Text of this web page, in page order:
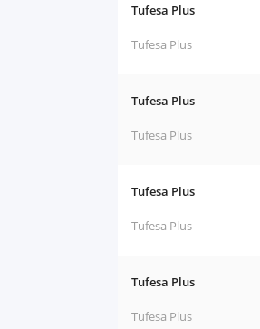
Tufesa Plus
Tufesa Plus
Tufesa Plus
Tufesa Plus
Tufesa Plus
Tufesa Plus
Tufesa Plus
Tufesa Plus